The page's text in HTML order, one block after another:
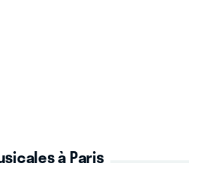
à Paris